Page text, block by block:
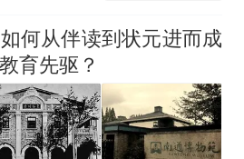
何从伴读到状元进而成
育先驱？